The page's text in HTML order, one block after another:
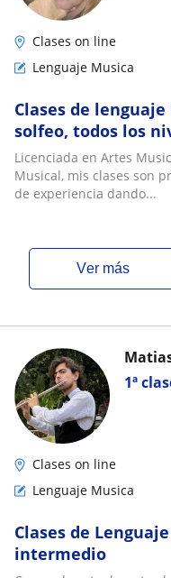
Clases on line
Lenguaje Musica
Clases de
solfeo, todos los
Licenciada en Artes
Musical, mis clases son
de experiencia dando...
ver más
1ª
Clases on line
Lenguaje Musica
Clases de
intermedio